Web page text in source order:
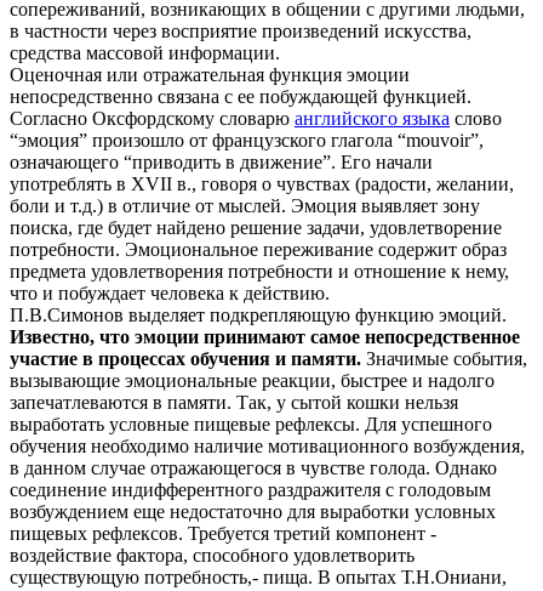
сопереживаний, возникающих в общении с другими людьми,
в частности через восприятие произведений искусства,
средства массовой информации.
Оценочная или отражательная функция эмоции
непосредственно связана с ее побуждающей функцией.
Согласно Оксфордскому словарю английского языка слово
“эмоция” произошло от французского глагола “mouvoir”,
означающего “приводить в движение”. Его начали
употреблять в XVII в., говоря о чувствах (радости, желании,
боли и т.д.) в отличие от мыслей. Эмоция выявляет зону
поиска, где будет найдено решение задачи, удовлетворение
потребности. Эмоциональное переживание содержит образ
предмета удовлетворения потребности и отношение к нему,
что и побуждает человека к действию.
П.В.Симонов выделяет подкрепляющую функцию эмоций.
Известно, что эмоции принимают самое непосредственное
участие в процессах обучения и памяти. Значимые события,
вызывающие эмоциональные реакции, быстрее и надолго
запечатлеваются в памяти. Так, у сытой кошки нельзя
выработать условные пищевые рефлексы. Для успешного
обучения необходимо наличие мотивационного возбуждения,
в данном случае отражающегося в чувстве голода. Однако
соединение индифферентного раздражителя с голодовым
возбуждением еще недостаточно для выработки условных
пищевых рефлексов. Требуется третий компонент -
воздействие фактора, способного удовлетворить
существующую потребность,- пища. В опытах Т.Н.Ониани,